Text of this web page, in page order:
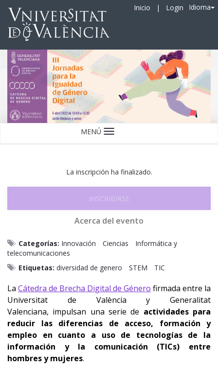
Inicio | Login Idioma
MENÚ Idioma
La inscripción ha finalizado.
INSCRIBIRSE
Acerca del evento
Categorías: Innovación Ciencias
Informática y
telecomunicaciones
Etiquetas: diversidad de genero STEM TIC
La Cátedra de Brecha Digital de Género firmada entre la
Universitat de València y Generalitat
Valenciana, impulsan una serie de actividades para
reducir las diferencias de acceso, formación y
empleo en cuanto a uso de tecnologías de la
información y la comunicación (TICs) entre
hombres y mujeres.